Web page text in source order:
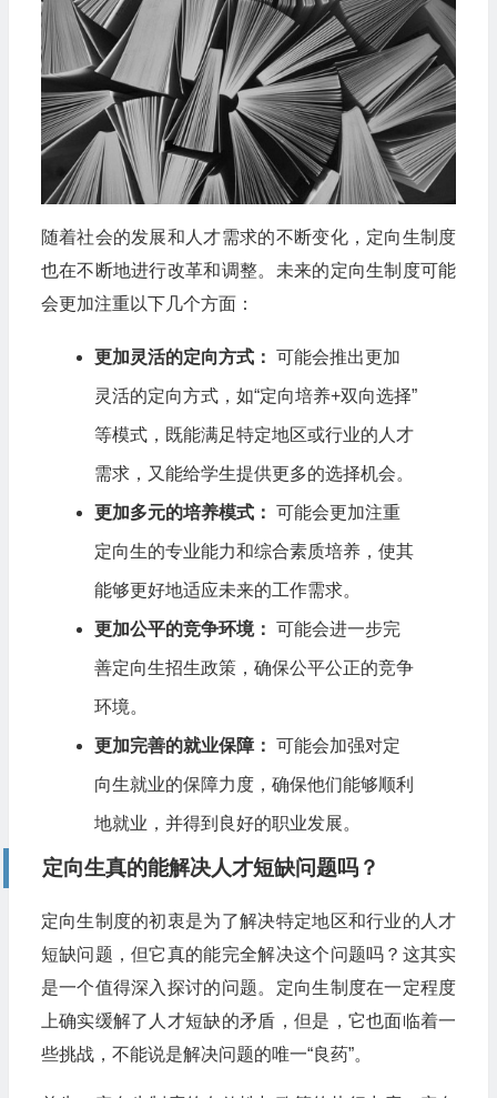
随着社会的发展和人才需求的不断变化，定向生制度
也在不断地进行改革和调整。未来的定向生制度可能
会更加注重以下几个方面：
更加灵活的定向方式： 可能会推出更加
灵活的定向方式，如“定向培养+双向选择”
等模式，既能满足特定地区或行业的人才
需求，又能给学生提供更多的选择机会。
更加多元的培养模式： 可能会更加注重
定向生的专业能力和综合素质培养，使其
能够更好地适应未来的工作需求。
更加公平的竞争环境： 可能会进一步完
善定向生招生政策，确保公平公正的竞争
环境。
更加完善的就业保障： 可能会加强对定
向生就业的保障力度，确保他们能够顺利
地就业，并得到良好的职业发展。
定向生真的能解决人才短缺问题吗？
定向生制度的初衷是为了解决特定地区和行业的人才
短缺问题，但它真的能完全解决这个问题吗？这其实
是一个值得深入探讨的问题。定向生制度在一定程度
上确实缓解了人才短缺的矛盾，但是，它也面临着一
些挑战，不能说是解决问题的唯一“良药”。